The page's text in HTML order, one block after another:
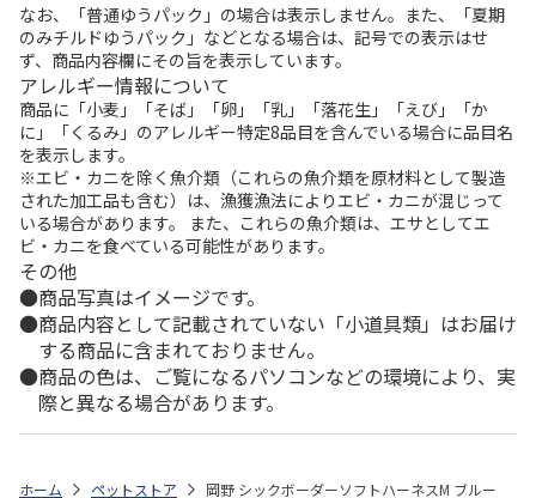
なお、「普通ゆうパック」の場合は表示しません。また、「夏期
のみチルドゆうパック」などとなる場合は、記号での表示はせ
ず、商品内容欄にその旨を表示しています。
アレルギー情報について
商品に「小麦」「そば」「卵」「乳」「落花生」「えび」「か
に」「くるみ」のアレルギー特定8品目を含んでいる場合に品目名
を表示します。
※エビ・カニを除く魚介類（これらの魚介類を原材料として製造
された加工品も含む）は、漁獲漁法によりエビ・カニが混じって
いる場合があります。 また、これらの魚介類は、エサとしてエ
ビ・カニを食べている可能性があります。
その他
商品写真はイメージです。
商品内容として記載されていない「小道具類」はお届け
する商品に含まれておりません。
商品の色は、ご覧になるパソコンなどの環境により、実
際と異なる場合があります。
ホーム ペットストア 岡野 シックボーダーソフトハーネスM ブルー